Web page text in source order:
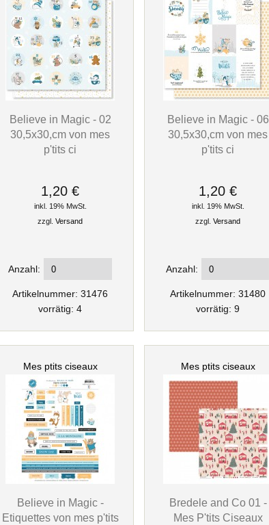
Believe in Magic - 02
30,5x30,cm von mes
p'tits ci
1,20 €
inkl. 19% MwSt.
zzgl.Versand
Anzahl:
Artikelnummer: 31476
vorrätig: 4
Believe in Magic - 06
30,5x30,cm von mes
p'tits ci
1,20 €
inkl. 19% MwSt.
zzgl.Versand
Anzahl:
Artikelnummer: 31480
vorrätig: 9
Mes ptits ciseaux
Believe in Magic -
Etiquettes von mes p'tits
Mes ptits ciseaux
Bredele and Co 01 -
Mes P'tits Ciseaux